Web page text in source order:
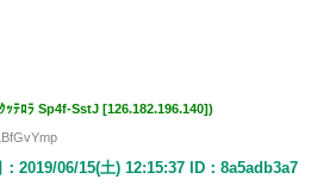
ｯﾃﾛﾗ Sp4f-SstJ [126.182.196.140])
2019/06/15(土) 12:15:37 ID：8a5adb3a7